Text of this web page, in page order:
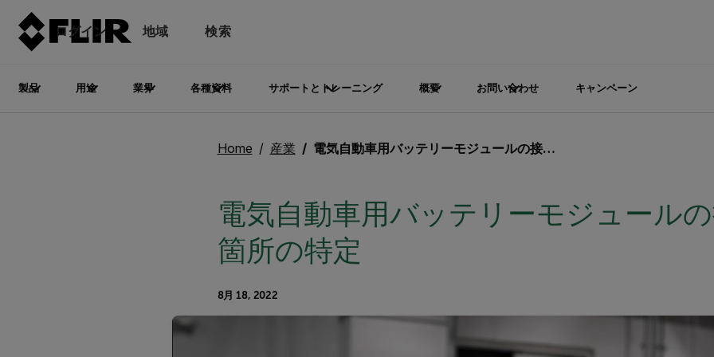
ログイン 地域 検索
製品 用途 業界 各種資料 サポートとトレーニング 概要 お問い合わせ キャンペーン
Home 産業 電気自動車用バッテリーモジュールの接続不良箇所の特定
電気自動車用バッテリーモジュール
箇所の特定
8月 18, 2022